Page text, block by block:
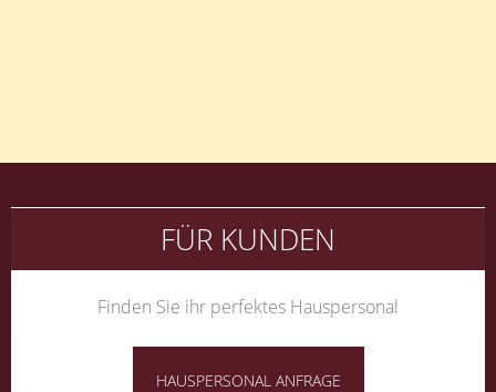
FÜR KUNDEN
Finden Sie ihr perfektes Hauspersonal
HAUSPERSONAL ANFRAGE